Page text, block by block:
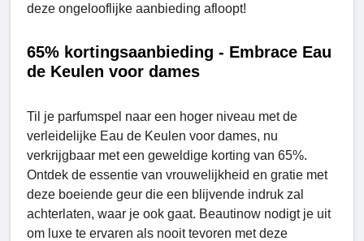
deze ongelooflijke aanbieding afloopt!
65% kortingsaanbieding - Embrace Eau
de Keulen voor dames
Til je parfumspel naar een hoger niveau met de
verleidelijke Eau de Keulen voor dames, nu
verkrijgbaar met een geweldige korting van 65%.
Ontdek de essentie van vrouwelijkheid en gratie met
deze boeiende geur die een blijvende indruk zal
achterlaten, waar je ook gaat. Beautinow nodigt je uit
om luxe te ervaren als nooit tevoren met deze